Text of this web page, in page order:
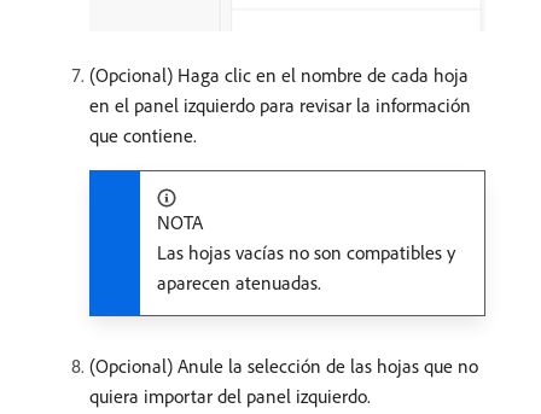
(Opcional) Haga clic en el nombre de cada hoja
en el panel izquierdo para revisar la información
que contiene.
NOTA
Las hojas vacías no son compatibles y
aparecen atenuadas.
(Opcional) Anule la selección de las hojas que no
quiera importar del panel izquierdo.